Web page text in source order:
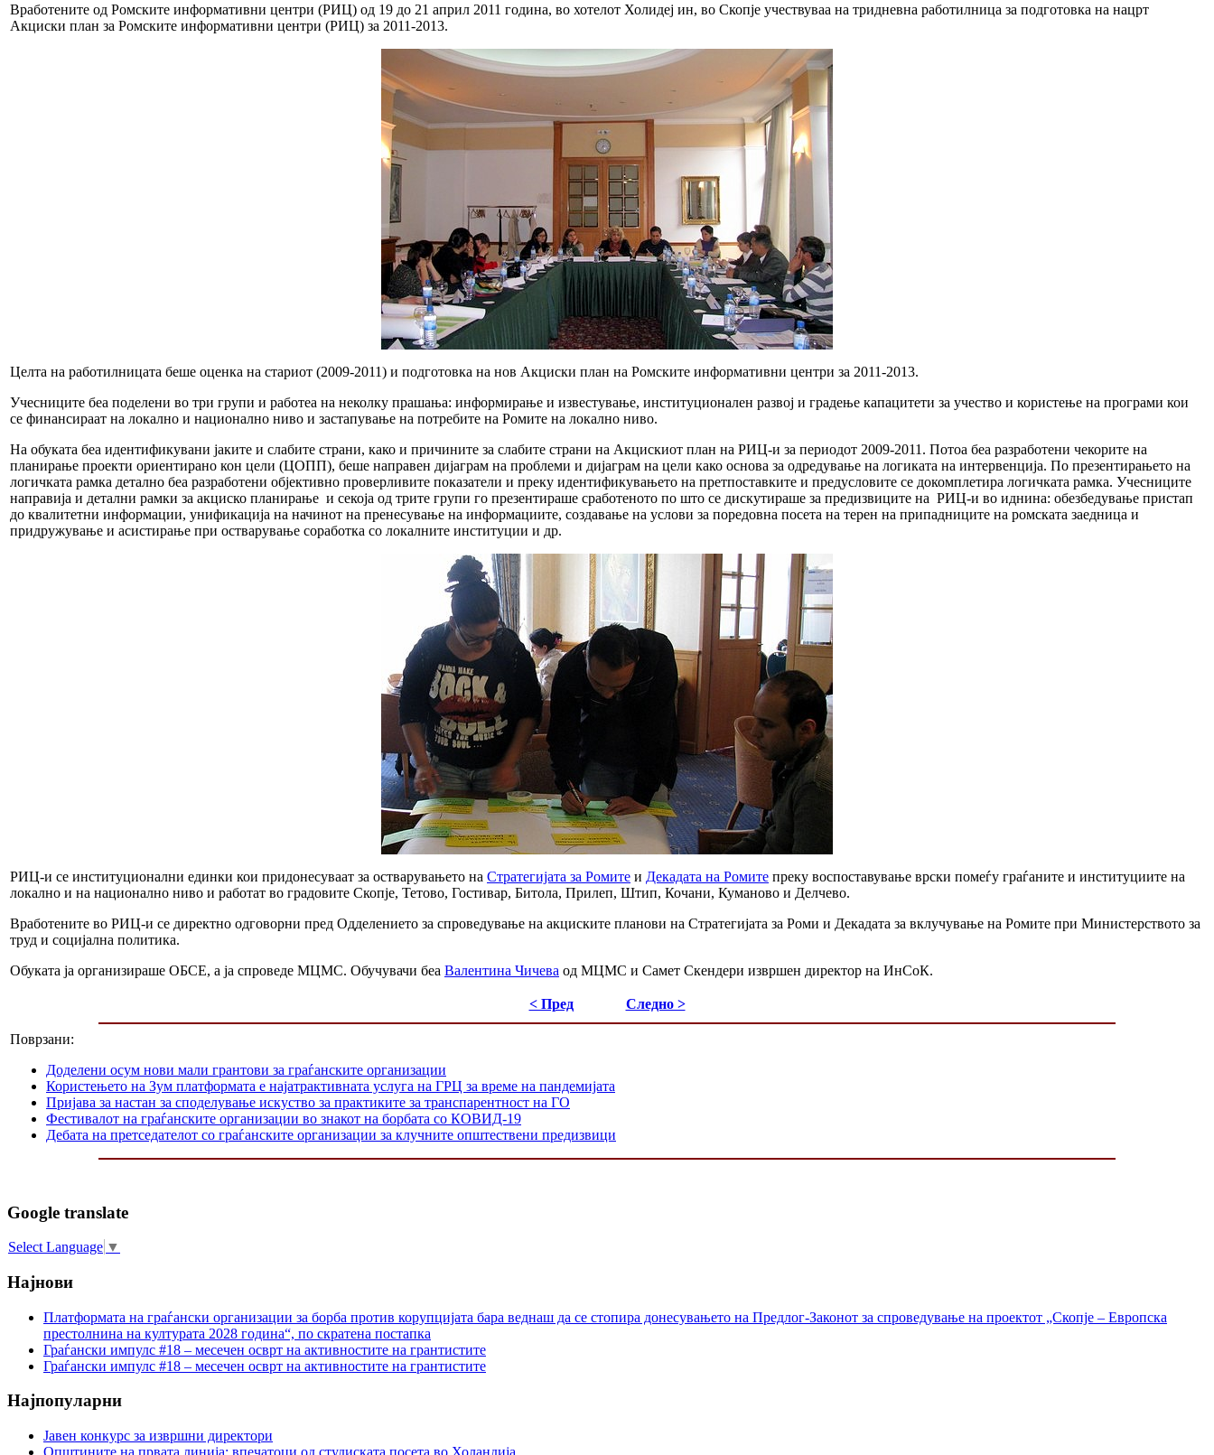
Вработените од Ромските информативни центри (РИЦ) од 19 до 21 април 2011 година, во хотелот Холидеј ин, во Скопје учествуваа на тридневна работилница за подготовка на нацрт
Акциски план за Ромските информативни центри (РИЦ) за 2011-2013.
Целта на работилницата беше оценка на стариот (2009-2011) и подготовка на нов Акциски план на Ромските информативни центри за 2011-2013.
Учесниците беа поделени во три групи и работеа на неколку прашања: информирање и известување, институционален развој и градење капацитети за учество и користење на програми кои
се финансираат на локално и национално ниво и застапување на потребите на Ромите на локално ниво.
На обуката беа идентификувани јаките и слабите страни, како и причините за слабите страни на Акцискиот план на РИЦ-и за периодот 2009-2011. Потоа беа разработени чекорите на
планирање проекти ориентирано кон цели (ЦОПП), беше направен дијаграм на проблеми и дијаграм на цели како основа за одредување на логиката на интервенција. По презентирањето на
логичката рамка детално беа разработени објективно проверливите показатели и преку идентификувањето на претпоставките и предусловите се докомплетира логичката рамка. Учесниците
направија и детални рамки за акциско планирање и секоја од трите групи го презентираше сработеното по што се дискутираше за предизвиците на РИЦ-и во иднина: обезбедување пристап
до квалитетни информации, унификација на начинот на пренесување на информациите, создавање на услови за поредовна посета на терен на припадниците на ромската заедница и
придружување и асистирање при остварување соработка со локалните институции и др.
РИЦ-и се институционални единки кои придонесуваат за остварувањето на Стратегијата за Ромите и Декадата на Ромите преку воспоставување врски помеѓу граѓаните и институциите на
локално и на национално ниво и работат во градовите Скопје, Тетово, Гостивар, Битола, Прилеп, Штип, Кочани, Куманово и Делчево.
Вработените во РИЦ-и се директно одговорни пред Одделението за спроведување на акциските планови на Стратегијата за Роми и Декадата за вклучување на Ромите при Министерството за
труд и социјална политика.
Обуката ја организираше ОБСЕ, а ја спроведе МЦМС. Обучувачи беа Валентина Чичева од МЦМС и Самет Скендери извршен директор на ИнСоК.
< Пред Следно >
Поврзани:
Доделени осум нови мали грантови за граѓанските организации
Користењето на Зум платформата е најатрактивната услуга на ГРЦ за време на пандемијата
Пријава за настан за споделување искуство за практиките за транспарентност на ГО
Фестивалот на граѓанските организации во знакот на борбата со КОВИД-19
Дебата на претседателот со граѓанските организации за клучните општествени предизвици
Google translate
Select Language ▼
Најнови
Платформата на граѓански организации за борба против корупцијата бара веднаш да се стопира донесувањето на Предлог-Законот за спроведување на проектот „Скопје – Европска
престолнина на културата 2028 година“, по скратена постапка
Граѓански импулс #18 – месечен осврт на активностите на грантистите
Граѓански импулс #18 – месечен осврт на активностите на грантистите
Најпопуларни
Јавен конкурс за извршни директори